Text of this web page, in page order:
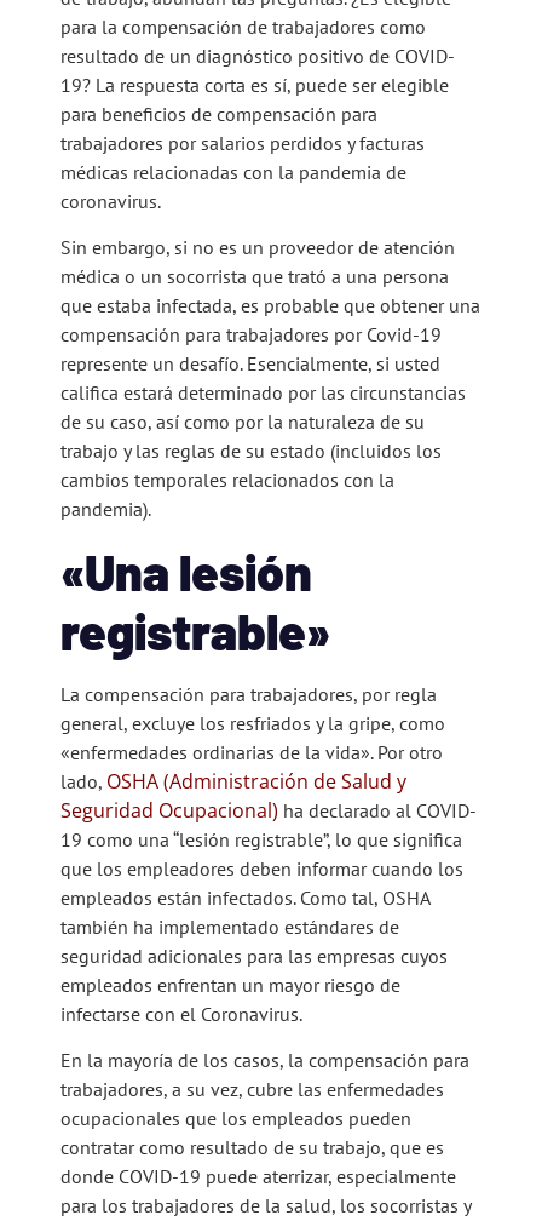
para la compensación de trabajadores como
resultado de un diagnóstico positivo de COVID-
19? La respuesta corta es sí, puede ser elegible
para beneficios de compensación para
trabajadores por salarios perdidos y facturas
médicas relacionadas con la pandemia de
coronavirus.
Sin embargo, si no es un proveedor de atención
médica o un socorrista que trató a una persona
que estaba infectada, es probable que obtener una
compensación para trabajadores por Covid-19
represente un desafío. Esencialmente, si usted
califica estará determinado por las circunstancias
de su caso, así como por la naturaleza de su
trabajo y las reglas de su estado (incluidos los
cambios temporales relacionados con la
pandemia).
«Una lesión
registrable»
La compensación para trabajadores, por regla
general, excluye los resfriados y la gripe, como
«enfermedades ordinarias de la vida». Por otro
lado, OSHA (Administración de Salud y
Seguridad Ocupacional) ha declarado al COVID-
19 como una “lesión registrable”, lo que significa
que los empleadores deben informar cuando los
empleados están infectados. Como tal, OSHA
también ha implementado estándares de
seguridad adicionales para las empresas cuyos
empleados enfrentan un mayor riesgo de
infectarse con el Coronavirus.
En la mayoría de los casos, la compensación para
trabajadores, a su vez, cubre las enfermedades
ocupacionales que los empleados pueden
contratar como resultado de su trabajo, que es
donde COVID-19 puede aterrizar, especialmente
para los trabajadores de la salud, los socorristas y